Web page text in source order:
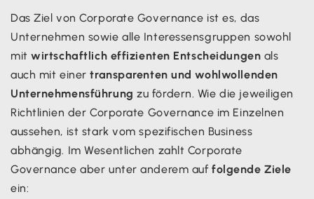
Das Ziel von Corporate Governance ist es, das
Unternehmen sowie alle Interessensgruppen sowohl
mitwirtschaftlich effizienten Entscheidungen als
auch mit einertransparenten und wohlwollenden
Unternehmensführung zu fördern. Wie die jeweiligen
Richtlinien der Corporate Governance im Einzelnen
aussehen, ist stark vom spezifischen Business
abhängig. Im Wesentlichen zahlt Corporate
Governance aber unter anderem auffolgende Ziele
ein: